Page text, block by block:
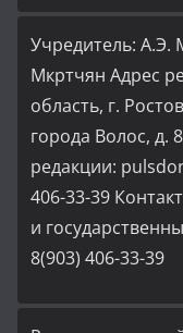
Учредитель: А.Э.
Мкртчян Адрес
область, г.
города Волос, д.
редакции:
406-33-39
и
8(903) 406-33-39